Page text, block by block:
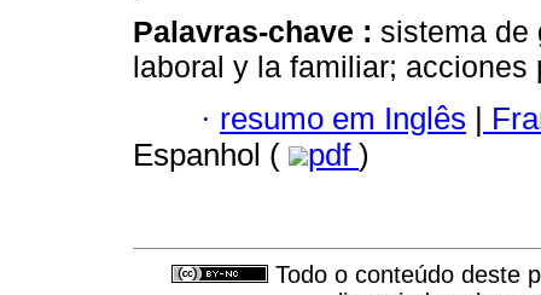
Palavras-chave : sistema de
laboral y la familiar;
· resumo em Inglês |
Espanhol (
pdf )
Todo o conteúdo deste